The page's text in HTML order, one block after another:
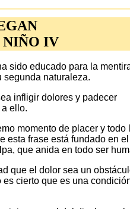
NIÑO IV
sido educado para la
segunda naturaleza.
infligir dolores y padecer
ello.
momento de placer y todo
esta frase está fundado en el
que anida en todo ser
que el dolor sea un
cierto que es una